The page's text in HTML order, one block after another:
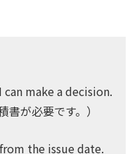
make a decision.
書が必要です。）
the issue date.